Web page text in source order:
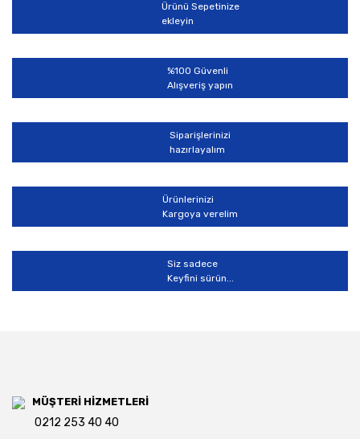
Ürün bilgilerinde hatalar bulunuyor.
Ürün fiyatı diğer sitelerden daha pahalı.
Bu ürüne benzer farklı alternatifler olmalı.
Gönder
Ürünü Sepetinize
ekleyin
%100 Güvenli
Alışveriş yapın
Siparişlerinizi
hazırlayalım
Ürünlerinizi
Kargoya verelim
Siz sadece
Keyfini sürün...
MÜŞTERİ HİZMETLERİ
0212 253 40 40